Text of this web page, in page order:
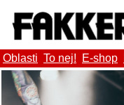
Oblasti To nej! E-shop